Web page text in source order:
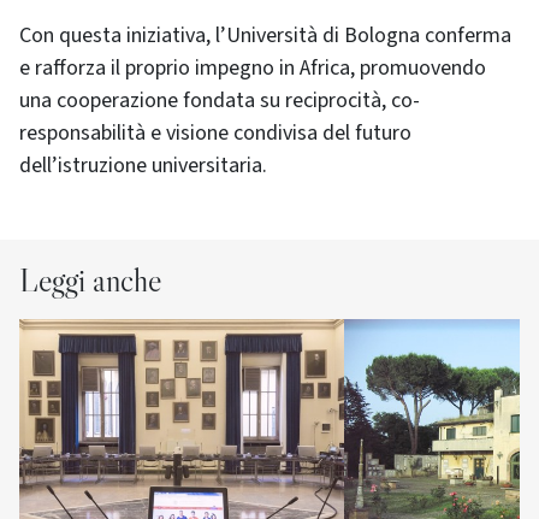
Con questa iniziativa, l’Università di Bologna conferma
e rafforza il proprio impegno in Africa, promuovendo
una cooperazione fondata su reciprocità, co-
responsabilità e visione condivisa del futuro
dell’istruzione universitaria.
Leggi anche